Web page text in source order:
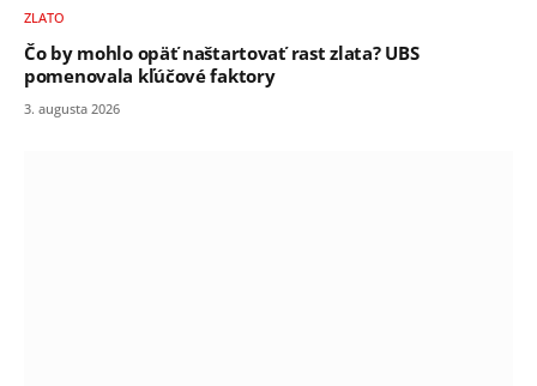
ZLATO
Čo by mohlo opäť naštartovať rast zlata? UBS
pomenovala kľúčové faktory
3. augusta 2026